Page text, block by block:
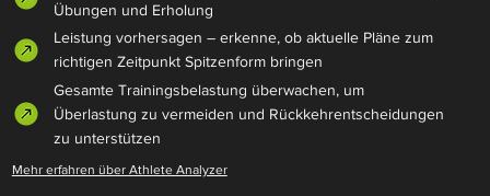
Übungen und Erholung
Leistung vorhersagen – erkenne, ob aktuelle Pläne zum
richtigen Zeitpunkt Spitzenform bringen
Gesamte Trainingsbelastung überwachen, um
Überlastung zu vermeiden und Rückkehrentscheidungen
zu unterstützen
Mehr erfahren über Athlete Analyzer